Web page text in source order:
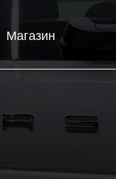
Магазин